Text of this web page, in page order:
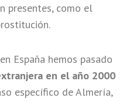
presentes, como el
España hemos pasado
en el año 2000
específico de Almería,